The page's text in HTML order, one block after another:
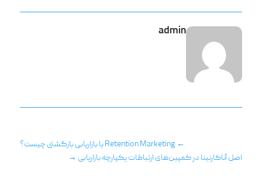
admin
← Retention Marketing یا بازاریابی بازگشتی چیست؟
اصل آناکارنینا در کمپین‌‌های ارتباطات یکپارچه بازاریابی →